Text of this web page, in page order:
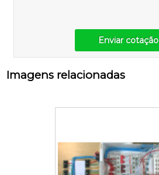
Enviar cotação
Imagens relacionadas